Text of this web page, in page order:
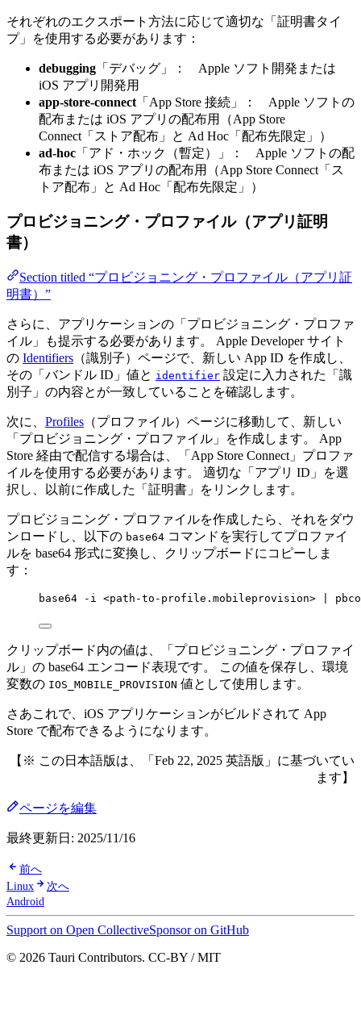
それぞれのエクスポート方法に応じて適切な「証明書タイ
プ」を使用する必要があります：
debugging 「デバッグ」： Apple ソフト開発または
iOS アプリ開発用
app-store-connect 「App Store 接続」： Apple ソフトの
配布または iOS アプリの配布用（App Store
Connect「ストア配布」と Ad Hoc「配布先限定」）
ad-hoc 「アド・ホック（暫定）」： Apple ソフトの配
布または iOS アプリの配布用（App Store Connect「ス
トア配布」と Ad Hoc「配布先限定」）
プロビジョニング・プロファイル（アプリ証明
書）
Section titled “プロビジョニング・プロファイル（アプリ証
明書）”
さらに、アプリケーションの「プロビジョニング・プロファ
イル」も提示する必要があります。 Apple Developer サイト
の Identifiers （識別子）ページで、新しい App ID を作成し、
その「バンドル ID」値と identifier 設定に入力された「識
別子」の内容とが一致していることを確認します。
次に、 Profiles （プロファイル）ページに移動して、新しい
「プロビジョニング・プロファイル」を作成します。 App
Store 経由で配信する場合は、「App Store Connect」プロファ
イルを使用する必要があります。 適切な「アプリ ID」を選
択し、以前に作成した「証明書」をリンクします。
プロビジョニング・プロファイルを作成したら、それをダウ
ンロードし、以下の base64 コマンドを実行してプロファイ
ルを base64 形式に変換し、クリップボードにコピーしま
す：
base64 -i <path-to-profile.mobileprovision> |
クリップボード内の値は、「プロビジョニング・プロファイ
ル」の base64 エンコード表現です。 この値を保存し、環境
変数の IOS_MOBILE_PROVISION 値として使用します。
さあこれで、iOS アプリケーションがビルドされて App
Store で配布できるようになります。
【※ この日本語版は、「Feb 22, 2025 英語版」に基づいてい
ます】
ページを編集
最終更新日: 2025/11/16
前へ
Linux
次へ
Android
Support on Open CollectiveSponsor on GitHub
© 2026 Tauri Contributors. CC-BY / MIT